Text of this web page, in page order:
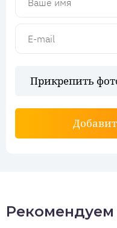
Прикрепить
Рекомендуем